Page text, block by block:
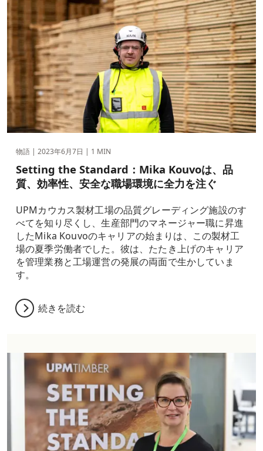
物語 | 2023年6月7日 | 1 MIN
Setting the Standard：Mika Kouvoは、品
質、効率性、安全な職場環境に全力を注ぐ
UPMカウカス製材工場の品質グレーディング施設のす
べてを知り尽くし、生産部門のマネージャー職に昇進
したMika Kouvoのキャリアの始まりは、この製材工
場の夏季労働者でした。彼は、たたき上げのキャリア
を管理業務と工場運営の発展の両面で生かしていま
す。
続きを読む